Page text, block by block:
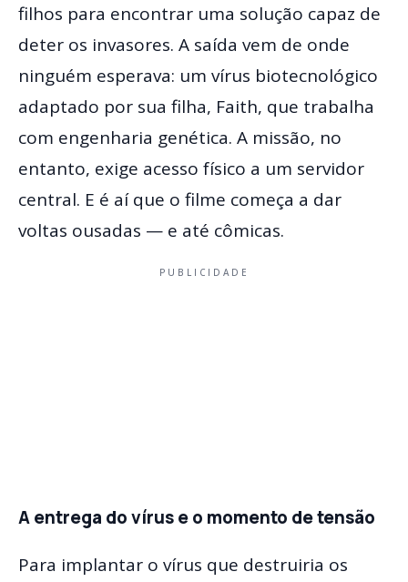
filhos para encontrar uma solução capaz de
deter os invasores. A saída vem de onde
ninguém esperava: um vírus biotecnológico
adaptado por sua filha, Faith, que trabalha
com engenharia genética. A missão, no
entanto, exige acesso físico a um servidor
central. E é aí que o filme começa a dar
voltas ousadas — e até cômicas.
PUBLICIDADE
A entrega do vírus e o momento de tensão
Para implantar o vírus que destruiria os